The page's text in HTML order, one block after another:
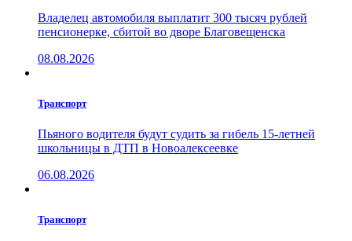
Владелец автомобиля выплатит 300 тысяч рублей
пенсионерке, сбитой во дворе Благовещенска
08.08.2026
Транспорт
Пьяного водителя будут судить за гибель 15-летней
школьницы в ДТП в Новоалексеевке
06.08.2026
Транспорт